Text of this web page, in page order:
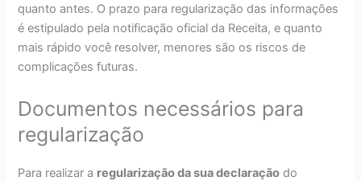
quanto antes. O prazo para regularização das informações
é estipulado pela notificação oficial da Receita, e quanto
mais rápido você resolver, menores são os riscos de
complicações futuras.
Documentos necessários para
regularização
Para realizar a regularização da sua declaração do